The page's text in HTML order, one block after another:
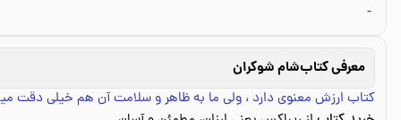
-
معرفی کتابشام شوکران
کتاب ارزش معنوی دارد ، ولی ما به ظاهر و سلامت آن هم خیلی دقت